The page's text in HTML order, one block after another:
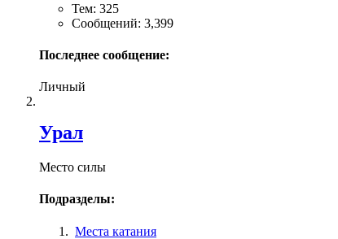
Тем: 325
Сообщений: 3,399
Последнее сообщение:
Личный
Урал
Место силы
Подразделы:
Места катания